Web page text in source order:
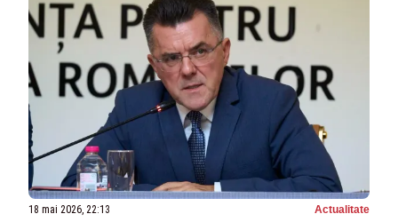
18 mai 2026, 22:13 Actualitate